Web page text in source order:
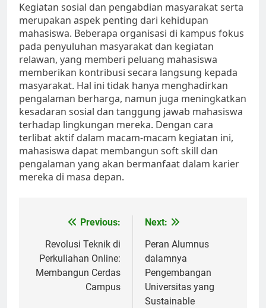
Kegiatan sosial dan pengabdian masyarakat serta
merupakan aspek penting dari kehidupan
mahasiswa. Beberapa organisasi di kampus fokus
pada penyuluhan masyarakat dan kegiatan
relawan, yang memberi peluang mahasiswa
memberikan kontribusi secara langsung kepada
masyarakat. Hal ini tidak hanya menghadirkan
pengalaman berharga, namun juga meningkatkan
kesadaran sosial dan tanggung jawab mahasiswa
terhadap lingkungan mereka. Dengan cara
terlibat aktif dalam macam-macam kegiatan ini,
mahasiswa dapat membangun soft skill dan
pengalaman yang akan bermanfaat dalam karier
mereka di masa depan.
navigation
Previous:
Revolusi Teknik di
Perkuliahan Online:
Membangun Cerdas
Campus
Next:
Peran Alumnus
dalamnya
Pengembangan
Universitas yang
Sustainable